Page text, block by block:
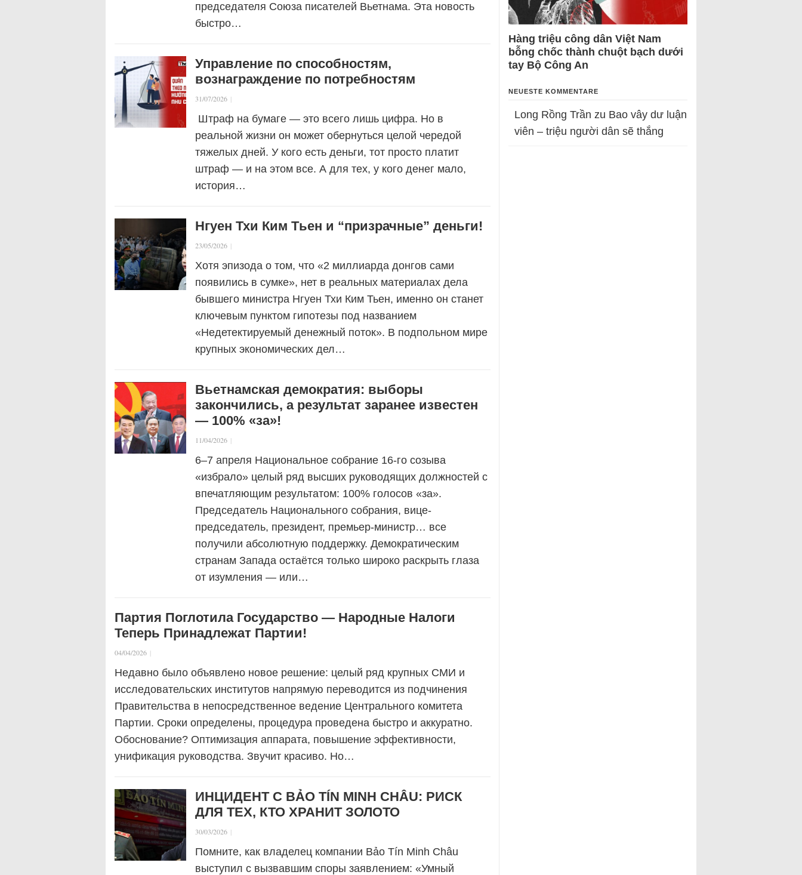
председателя Союза писателей Вьетнама. Эта новость
быстро…
Управление по способностям,
вознаграждение по потребностям
31/07/2026 |
Штраф на бумаге — это всего лишь цифра. Но в
реальной жизни он может обернуться целой чередой
тяжелых дней. У кого есть деньги, тот просто платит
штраф — и на этом все. А для тех, у кого денег мало,
история…
Нгуен Тхи Ким Тьен и “призрачные” деньги!
23/05/2026 |
Хотя эпизода о том, что «2 миллиарда донгов сами
появились в сумке», нет в реальных материалах дела
бывшего министра Нгуен Тхи Ким Тьен, именно он станет
ключевым пунктом гипотезы под названием
«Недетектируемый денежный поток». В подпольном мире
крупных экономических дел…
Вьетнамская демократия: выборы
закончились, а результат заранее известен
— 100% «за»!
11/04/2026 |
6–7 апреля Национальное собрание 16-го созыва
«избрало» целый ряд высших руководящих должностей с
впечатляющим результатом: 100% голосов «за».
Председатель Национального собрания, вице-
председатель, президент, премьер-министр… все
получили абсолютную поддержку. Демократическим
странам Запада остаётся только широко раскрыть глаза
от изумления — или…
Партия Поглотила Государство — Народные Налоги
Теперь Принадлежат Партии!
04/04/2026 |
Недавно было объявлено новое решение: целый ряд крупных СМИ и
исследовательских институтов напрямую переводится из подчинения
Правительства в непосредственное ведение Центрального комитета
Партии. Сроки определены, процедура проведена быстро и аккуратно.
Обоснование? Оптимизация аппарата, повышение эффективности,
унификация руководства. Звучит красиво. Но…
ИНЦИДЕНТ С BẢO TÍN MINH CHÂU: РИСК
ДЛЯ ТЕХ, КТО ХРАНИТ ЗОЛОТО
30/03/2026 |
Помните, как владелец компании Bảo Tín Minh Châu
выступил с вызвавшим споры заявлением: «Умный
Hàng triệu công dân Việt Nam
bỗng chốc thành chuột bạch dưới
tay Bộ Công An
NEUESTE KOMMENTARE
Long Rồng Trần zu Bao vây dư luận
viên – triệu người dân sẽ thắng